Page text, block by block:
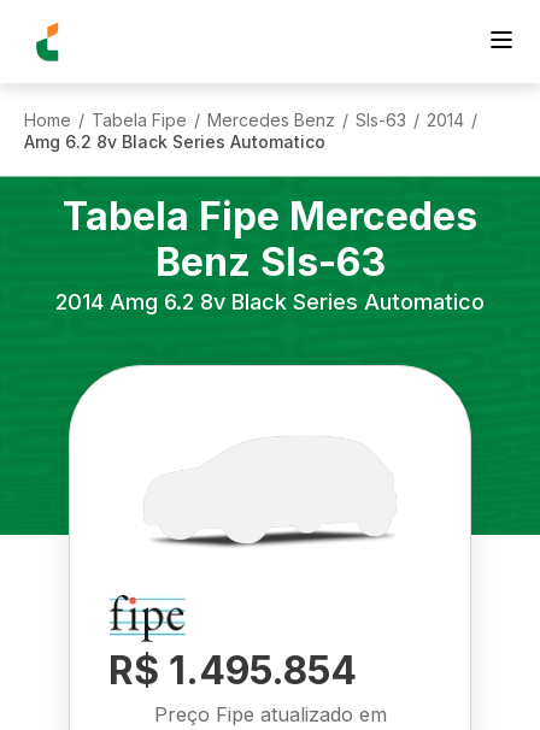
Home / Tabela Fipe / Mercedes Benz / Sls-63 / 2014 /
Amg 6.2 8v Black Series Automatico
Tabela Fipe Mercedes
Benz Sls-63
2014 Amg 6.2 8v Black Series Automatico
R$ 1.495.854
Preço Fipe atualizado em